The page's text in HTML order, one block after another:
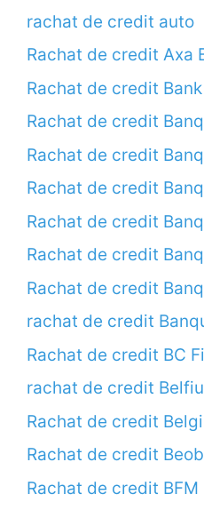
rachat de credit auto
Rachat de credit Axa
Rachat de credit
Rachat de credit
Rachat de credit
Rachat de credit
Rachat de credit
Rachat de credit
Rachat de credit
rachat de credit
Rachat de credit BC
rachat de credit
Rachat de credit
Rachat de credit
Rachat de credit BFM